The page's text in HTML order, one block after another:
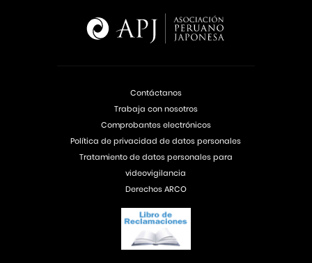
Contáctanos
Trabaja con nosotros
Comprobantes electrónicos
Política de privacidad de datos personales
Tratamiento de datos personales para
videovigilancia
Derechos ARCO